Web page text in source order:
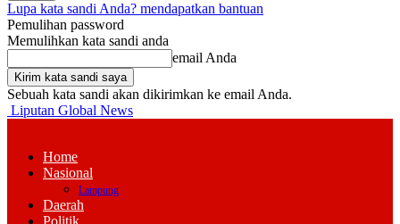
Lupa kata sandi Anda? mendapatkan bantuan
Pemulihan password
Memulihkan kata sandi anda
email Anda
Sebuah kata sandi akan dikirimkan ke email Anda.
Liputan Global News
Home
Nasional
Lampung
Daerah
Politik